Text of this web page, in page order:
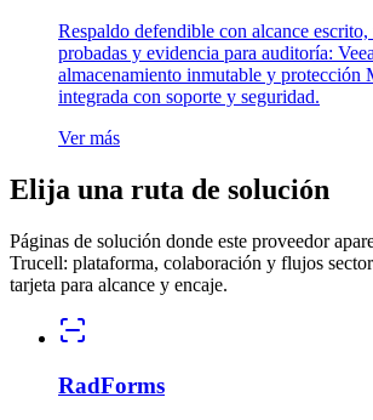
Respaldo defendible con alcance escrito,
probadas y evidencia para auditoría:
almacenamiento inmutable y protección
integrada con soporte y seguridad.
Ver más
Elija una ruta de solución
Páginas de solución donde este proveedor
Trucell: plataforma, colaboración y flujos
tarjeta para alcance y encaje.
RadForms